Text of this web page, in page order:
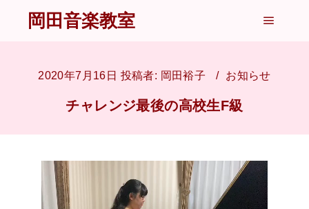
岡田音楽教室
2020年7月16日 投稿者: 岡田裕子 お知らせ
チャレンジ最後の高校生F級